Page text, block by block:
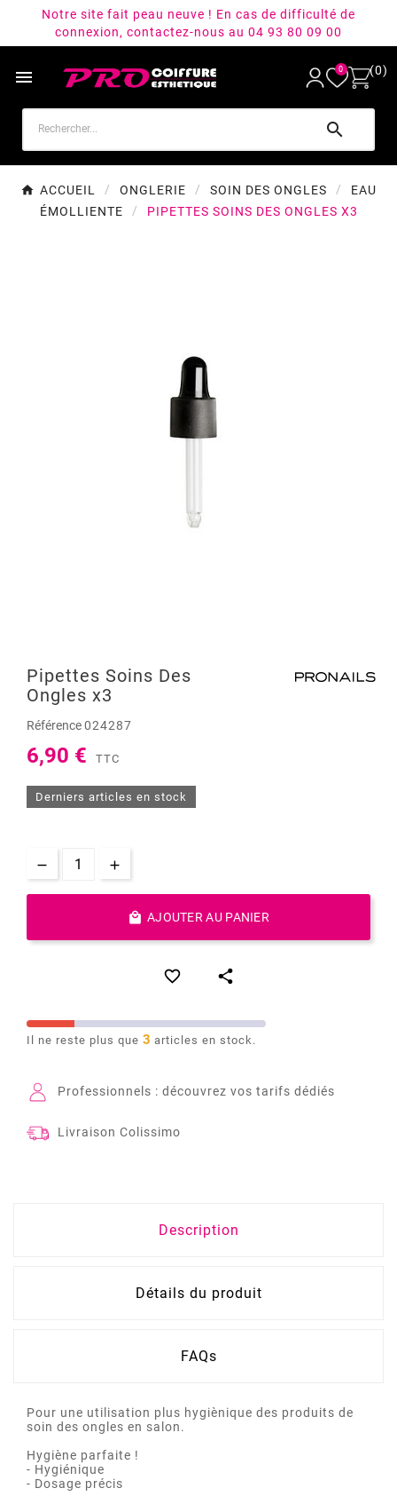
Notre site fait peau neuve ! En cas de difficulté de
connexion, contactez-nous au 04 93 80 09 00
 0 (0)

ACCUEIL ONGLERIE SOIN DES ONGLES
EAU
ÉMOLLIENTE
PIPETTES SOINS DES ONGLES X3
Pipettes Soins Des
Ongles x3
Référence024287
6,90 € TTC
Derniers articles en stock
 AJOUTER AU PANIER
 
Il ne reste plus que 3 articles en stock.
Professionnels : découvrez vos tarifs dédiés
Livraison Colissimo
Description
Détails du produit
FAQs
Pour une utilisation plus hygiènique des produits de
soin des ongles en salon.
Hygiène parfaite !
- Hygiénique
- Dosage précis